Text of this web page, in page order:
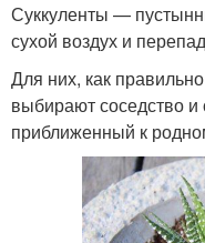
Суккуленты —
сухой воздух и
Для них, как
выбирают соседство
приближенный к